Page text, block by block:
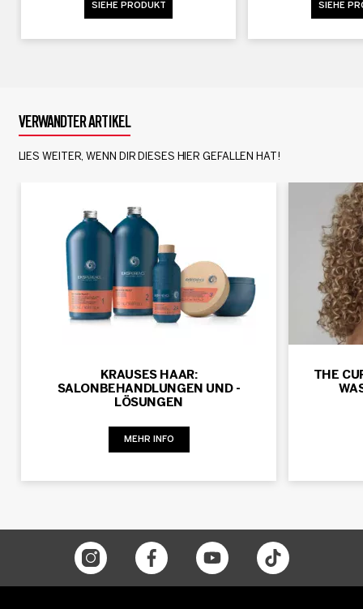
SIEHE PRODUKT SIEHE
VERWANDTER ARTIKEL
LIES WEITER, WENN DIR DIESES HIER GEFALLEN HAT!
KRAUSES HAAR:
SALONBEHANDLUNGEN UND -
LÖSUNGEN
MEHR INFO
THE